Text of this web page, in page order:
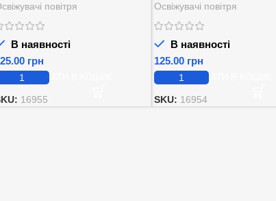
повітря
В наявності
грн
16955
Освіжувачі повітря
В наявності
грн
SKU: 16954